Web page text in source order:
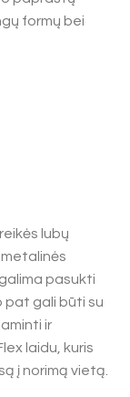
formų bei
lubų
pasukti
pat gali būti su
ir
laidu, kuris
į norimą vietą.